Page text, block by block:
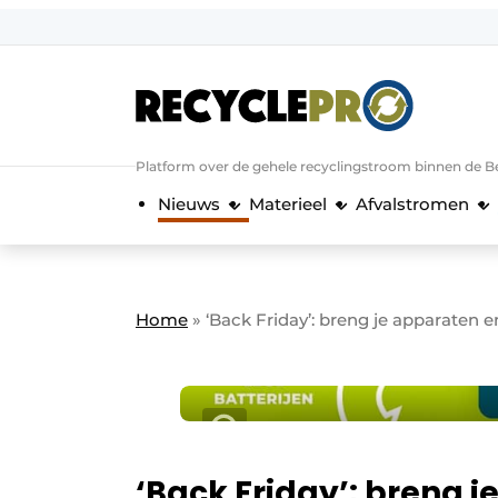
Algemene voorwaarden
Contact
Meest gelezen
Podcasts
RecyclePro | Vakblad over de
Platform over de gehele recyclingstroom binnen de
Nieuws Materieel Afvalstromen
Home » ‘Back Friday’: breng je apparaten